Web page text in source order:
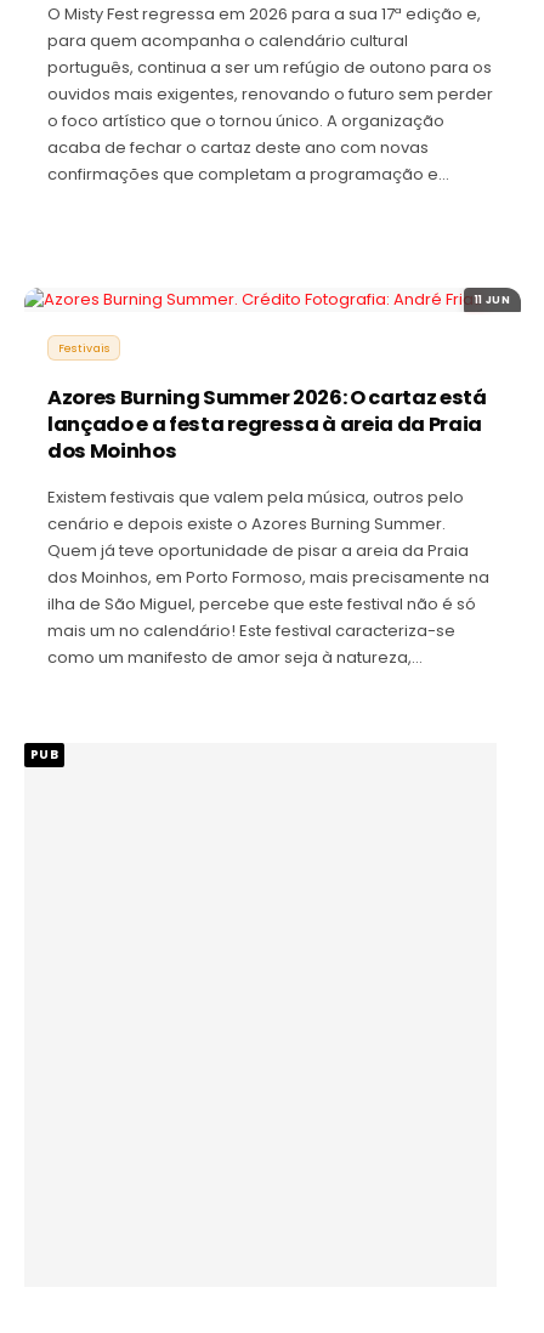
O Misty Fest regressa em 2026 para a sua 17ª edição e,
para quem acompanha o calendário cultural
português, continua a ser um refúgio de outono para os
ouvidos mais exigentes, renovando o futuro sem perder
o foco artístico que o tornou único. A organização
acaba de fechar o cartaz deste ano com novas
confirmações que completam a programação e…
11 JUN
Festivais
Azores Burning Summer 2026: O cartaz está
lançado e a festa regressa à areia da Praia
dos Moinhos
Existem festivais que valem pela música, outros pelo
cenário e depois existe o Azores Burning Summer.
Quem já teve oportunidade de pisar a areia da Praia
dos Moinhos, em Porto Formoso, mais precisamente na
ilha de São Miguel, percebe que este festival não é só
mais um no calendário! Este festival caracteriza-se
como um manifesto de amor seja à natureza,…
PUB